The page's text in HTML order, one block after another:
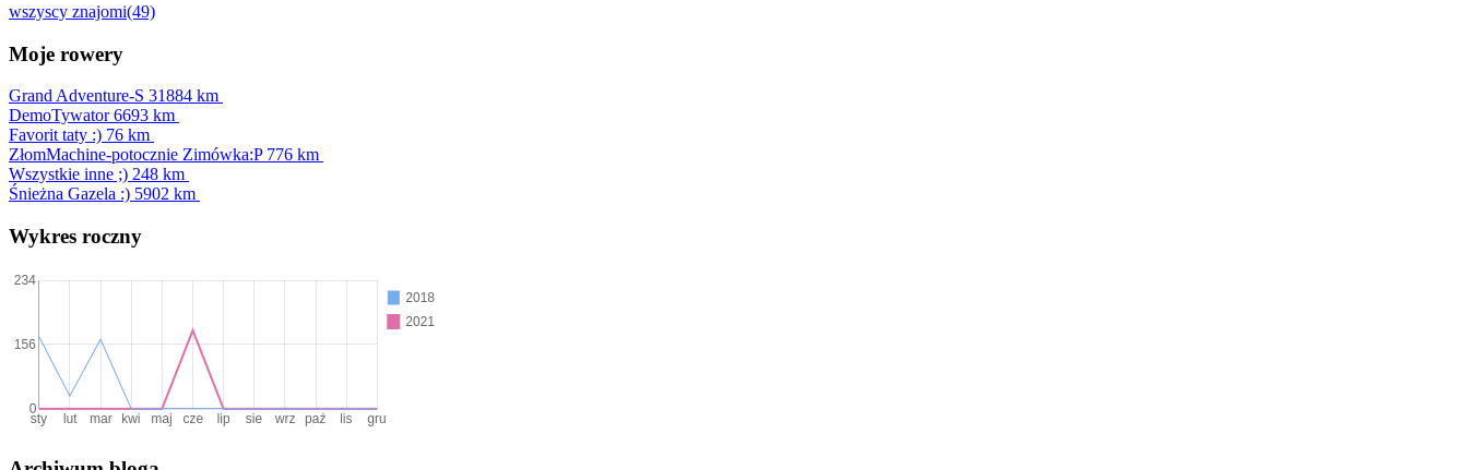
wszyscy znajomi(49)
Moje rowery
Grand Adventure-S 31884 km
DemoTywator6693 km
Favorit taty :) 76 km
ZłomMachine-potocznie Zimówka:P 776 km
Wszystkie inne ;) 248 km
Śnieżna Gazela :) 5902 km
Wykres roczny